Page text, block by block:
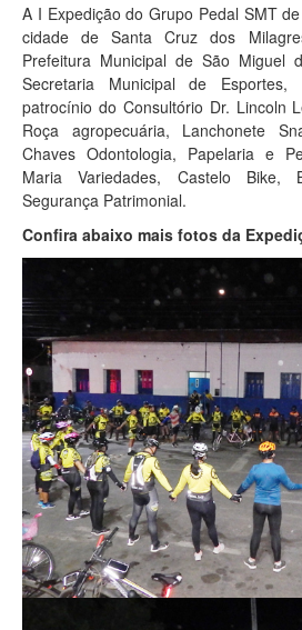
A I Expedição do Grupo Pedal SMT
cidade de Santa Cruz dos
Prefeitura Municipal de São Miguel
Secretaria Municipal de
patrocínio do Consultório Dr. Lincoln
Roça agropecuária, Lanchonete
Chaves Odontologia, Papelaria e
Maria Variedades, Castelo
Segurança Patrimonial.
Confira abaixo mais fotos da